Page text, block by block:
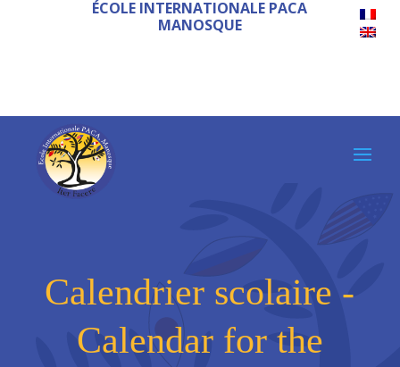
ÉCOLE INTERNATIONALE PACA
MANOSQUE
Calendrier scolaire -
Calendar for the